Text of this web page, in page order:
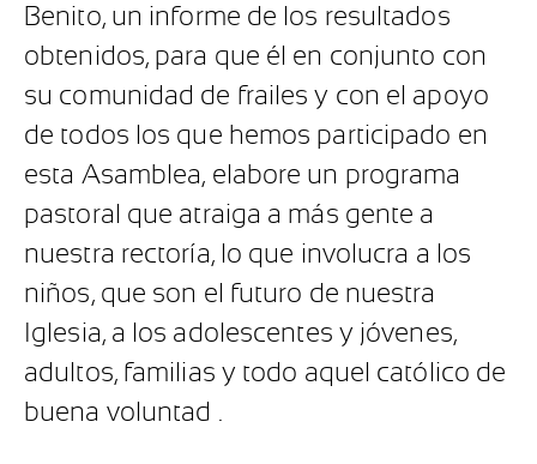
Benito, un informe de los resultados
obtenidos, para que él en conjunto con
su comunidad de frailes y con el apoyo
de todos los que hemos participado en
esta Asamblea, elabore un programa
pastoral que atraiga a más gente a
nuestra rectoría, lo que involucra a los
niños, que son el futuro de nuestra
Iglesia, a los adolescentes y jóvenes,
adultos, familias y todo aquel católico de
buena voluntad .